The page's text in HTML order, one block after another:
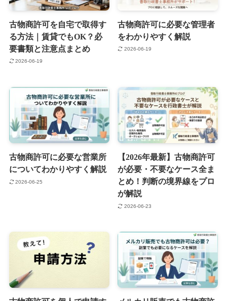
古物商許可を自宅で取得す
る方法｜賃貸でもOK？必
要書類と注意点まとめ
2026-06-19
古物商許可に必要な管理者
をわかりやすく解説
2026-06-19
古物商許可に必要な営業所
についてわかりやすく解説
2026-06-25
【2026年最新】古物商許可
が必要・不要なケース全ま
とめ！判断の境界線をプロ
が解説
2026-06-23